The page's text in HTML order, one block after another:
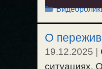
Рубрики
О
19.12.2025
ситуациях.